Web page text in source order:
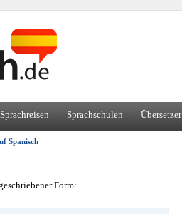
Sprachreisen Sprachschulen Übersetzer
Spanisch
Form: